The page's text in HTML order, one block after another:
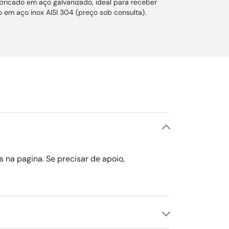
em aço galvanizado, ideal para receber
aço inox AISI 304 (preço sob consulta).
maior eficiência na ventilação. A caixa
proporcionando redução de até 70% na
a necessidade de uso. Conta ainda com
pagina. Se precisar de apoio,